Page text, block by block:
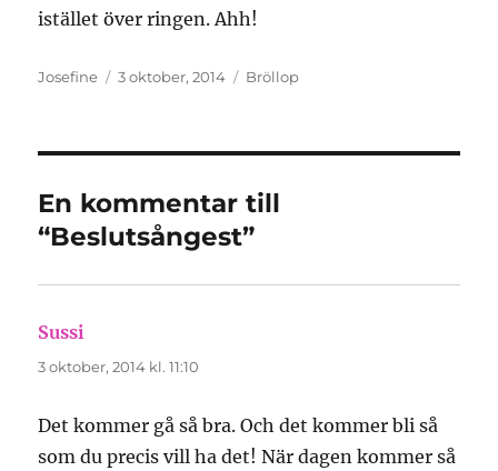
istället över ringen. Ahh!
Författare
Josefine
Publicerat
3 oktober, 2014 Kategorier
Bröllop
En kommentar till
“Beslutsångest”
Sussi
3 oktober, 2014 kl. 11:10
Det kommer gå så bra. Och det kommer bli så
som du precis vill ha det! När dagen kommer så